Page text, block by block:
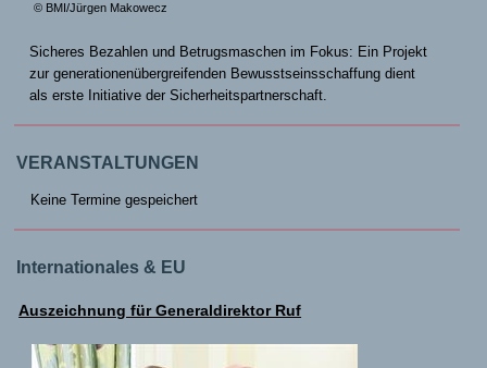
© BMI/Jürgen Makowecz
Sicheres Bezahlen und Betrugsmaschen im Fokus: Ein Projekt
zur generationenübergreifenden Bewusstseinsschaffung dient
als erste Initiative der Sicherheitspartnerschaft.
VERANSTALTUNGEN
Keine Termine gespeichert
Internationales & EU
Auszeichnung für Generaldirektor Ruf